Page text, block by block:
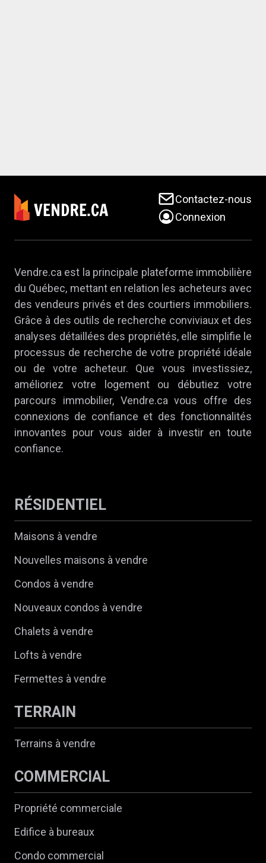
Contactez-nous
Connexion
Vendre.ca est la principale plateforme immobilière
du Québec, mettant en relation les acheteurs avec
des vendeurs privés et des courtiers immobiliers.
Grâce à des outils de recherche conviviaux et des
analyses détaillées des propriétés, elle simplifie le
processus de recherche de votre propriété idéale
ou de votre acheteur. Que vous investissiez,
amélioriez votre logement ou débutiez votre
parcours immobilier, Vendre.ca vous offre des
connexions de confiance et des fonctionnalités
innovantes pour vous aider à investir en toute
confiance.
RÉSIDENTIEL
Maisons à vendre
Nouvelles maisons à vendre
Condos à vendre
Nouveaux condos à vendre
Chalets à vendre
Lofts à vendre
Fermettes à vendre
TERRAIN
Terrains à vendre
COMMERCIAL
Propriété commerciale
Edifice à bureaux
Condo commercial